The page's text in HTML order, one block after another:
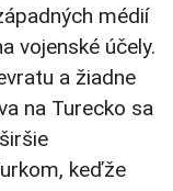
médií
vojenské účely.
a žiadne
na Turecko sa
keďže